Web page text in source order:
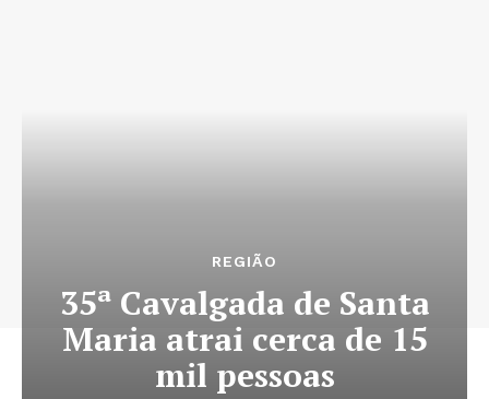
REGIÃO
35ª Cavalgada de Santa
Maria atrai cerca de 15
mil pessoas